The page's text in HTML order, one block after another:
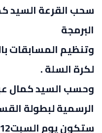
سحب القرعة السيد
البرمجة
وتنظيم المسابقات
لكرة السلة .
وحسب السيد كمال
الرسمية لبطولة